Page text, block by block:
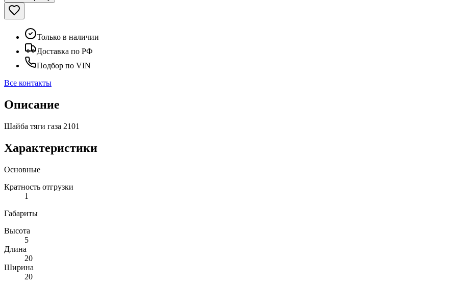
Только в наличии
Доставка по РФ
Подбор по VIN
Все контакты
Описание
Шайба тяги газа 2101
Характеристики
Основные
Кратность отгрузки
1
Габариты
Высота
5
Длина
20
Ширина
20